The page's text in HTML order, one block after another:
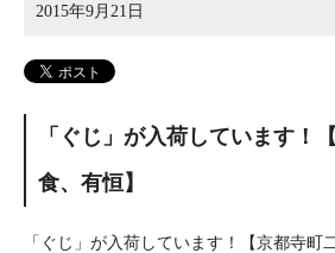
2015年9月21日
「ぐじ」が入荷しています！
食、有恒】
「ぐじ」が入荷しています！【京都寺町